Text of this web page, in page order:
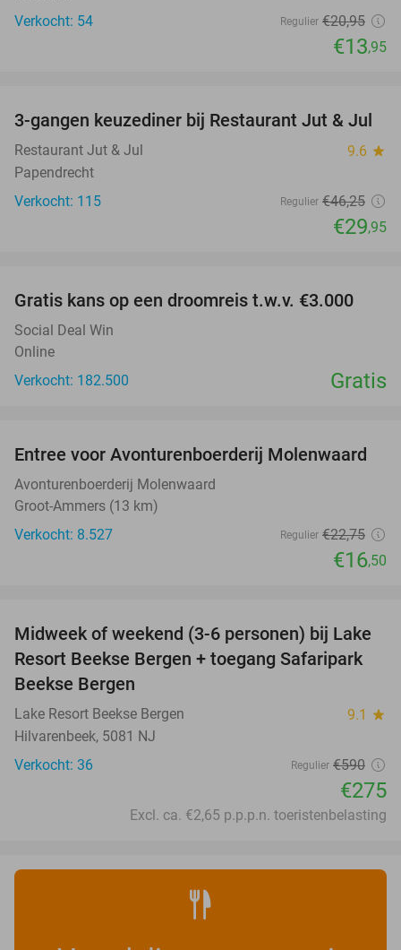
Verkocht: 54
Regulier €20,95
€13,95
35%
3-gangen keuzediner bij Restaurant Jut & Jul
Restaurant Jut & Jul 9.6 star
Papendrecht
Verkocht: 115
Regulier €46,25
€29,95
Gratis kans op een droomreis t.w.v. €3.000
Social Deal Win
Online
Verkocht: 182.500
Gratis
27%
Entree voor Avonturenboerderij Molenwaard
Avonturenboerderij Molenwaard
Groot-Ammers (13 km)
Verkocht: 8.527
Regulier €22,75
€16,50
53%
Midweek of weekend (3-6 personen) bij Lake
Resort Beekse Bergen + toegang Safaripark
Beekse Bergen
Lake Resort Beekse Bergen 9.1 star
Hilvarenbeek, 5081 NJ
Verkocht: 36
Regulier €590
€275
Excl. ca. €2,65 p.p.p.n. toeristenbelasting